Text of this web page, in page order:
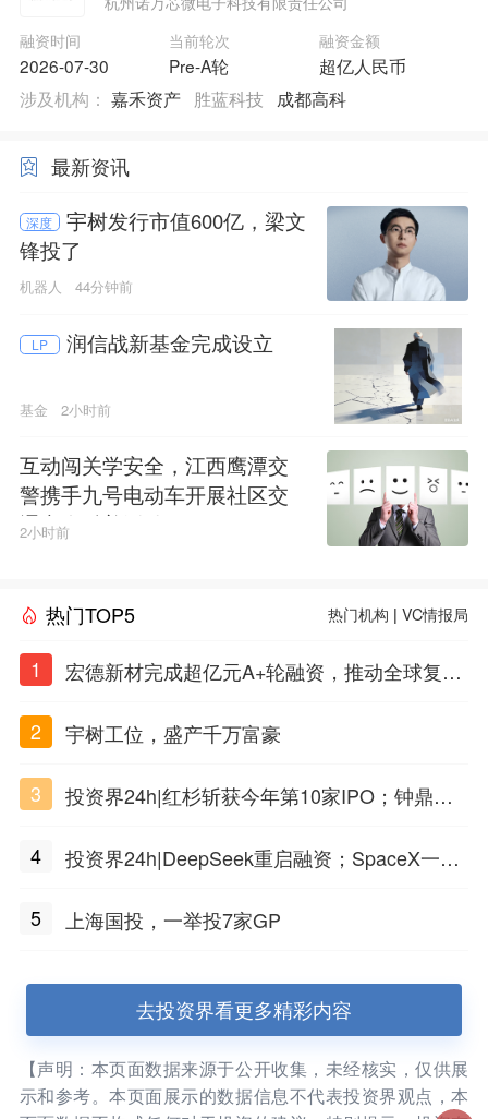
融资时间
2026-07-30
当前轮次
Pre-A轮
融资金额
超亿人民币
涉及机构： 嘉禾资产 胜蓝科技 成都高科
最新资讯
深度
宇树发行市值600亿，梁文
锋投了
机器人 44分钟前
LP 润信战新基金完成设立
基金 2小时前
互动闯关学安全，江西鹰潭交
警携手九号电动车开展社区交
通安全科普活动
2小时前
热门TOP5 热门机构 |VC情报局
1
宏德新材完成超亿元A+轮融资，推动全球复合
2
宇树工位，盛产千万富豪
3
投资界24h|红杉斩获今年第10家IPO；钟鼎投
水
4
投资界24h|DeepSeek重启融资；SpaceX一夜
5
上海国投，一举投7家GP
去投资界看更多精彩内容
【声明：本页面数据来源于公开收集，未经核实，仅供展
示和参考。本页面展示的数据信息不代表投资界观点，本